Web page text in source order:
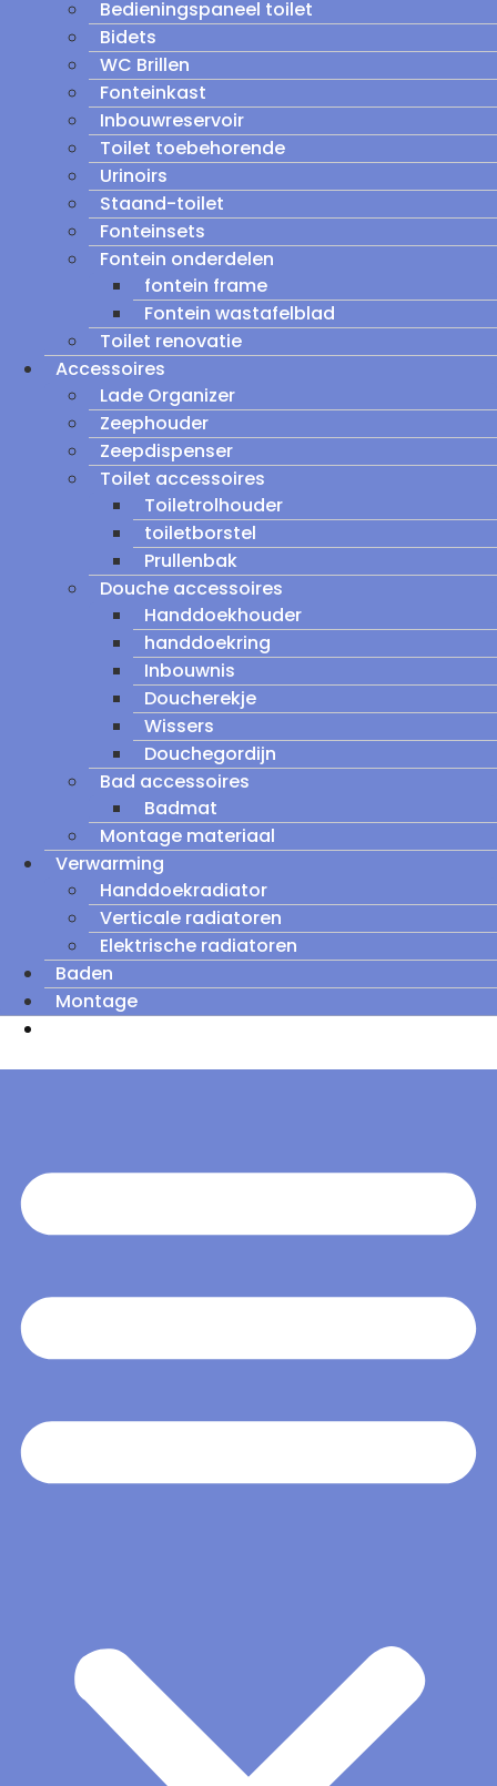
Bedieningspaneel toilet
Bidets
WC Brillen
Fonteinkast
Inbouwreservoir
Toilet toebehorende
Urinoirs
Staand-toilet
Fonteinsets
Fontein onderdelen
fontein frame
Fontein wastafelblad
Toilet renovatie
Accessoires
Lade Organizer
Zeephouder
Zeepdispenser
Toilet accessoires
Toiletrolhouder
toiletborstel
Prullenbak
Douche accessoires
Handdoekhouder
handdoekring
Inbouwnis
Doucherekje
Wissers
Douchegordijn
Bad accessoires
Badmat
Montage materiaal
Verwarming
Handdoekradiator
Verticale radiatoren
Elektrische radiatoren
Baden
Montage